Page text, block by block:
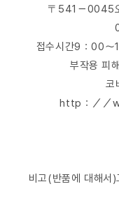
〒541－0045
접수시간9：00～
부작용 피
코
http：／／
비고(반품에 대해서